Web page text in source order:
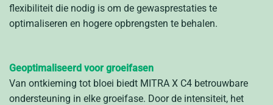
flexibiliteit die nodig is om de gewasprestaties te
optimaliseren en hogere opbrengsten te behalen.
Geoptimaliseerd voor groeifasen
Van ontkieming tot bloei biedt MITRA X C4 betrouwbare
ondersteuning in elke groeifase. Door de intensiteit, het